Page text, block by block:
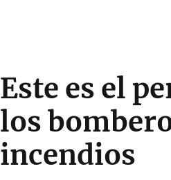
Este es el
los
incendios